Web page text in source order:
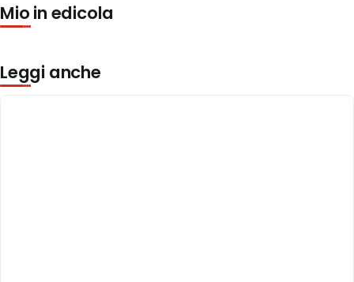
Mio in edicola
Leggi anche